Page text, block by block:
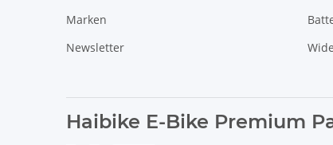
Marken
Newsletter
Haibike E-Bike Premium